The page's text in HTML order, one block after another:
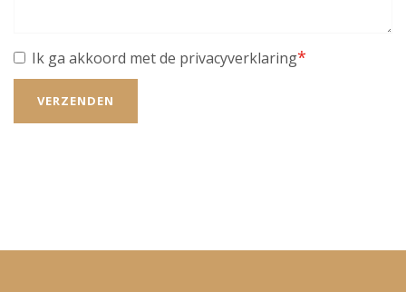
Ik ga akkoord met de privacyverklaring*
VERZENDEN